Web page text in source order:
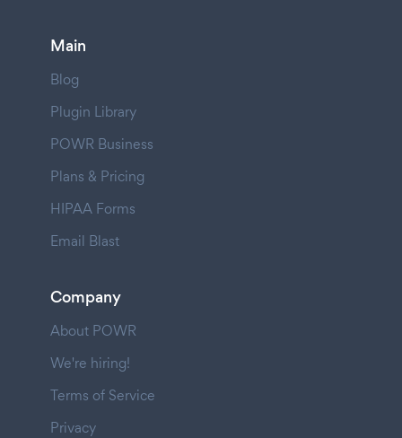
Main
Blog
Plugin Library
POWR Business
Plans & Pricing
HIPAA Forms
Email Blast
Company
About POWR
We're hiring!
Terms of Service
Privacy